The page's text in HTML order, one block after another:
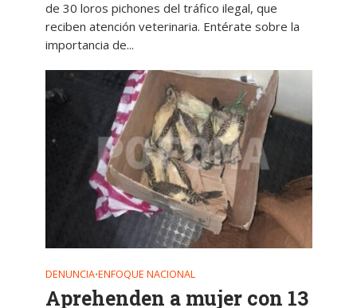
de 30 loros pichones del tráfico ilegal, que
reciben atención veterinaria. Entérate sobre la
importancia de...
DENUNCIA•ENFOQUE NACIONAL
Aprehenden a mujer con 13